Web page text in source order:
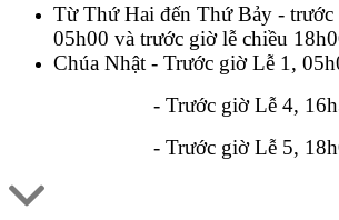
Từ Thứ Hai đến Thứ Bảy - trước
05h00 và trước giờ lễ chiều
Chúa Nhật - Trước giờ Lễ 1,
- Trước giờ Lễ 4,
- Trước giờ Lễ 5,